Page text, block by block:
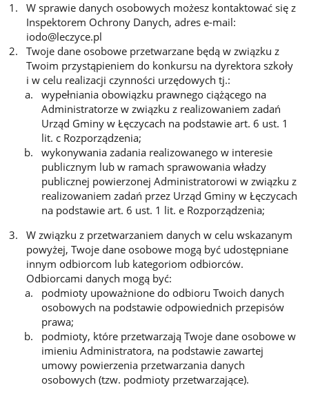
W sprawie danych osobowych możesz kontaktować się z
Inspektorem Ochrony Danych, adres e-mail:
iodo@leczyce.pl
Twoje dane osobowe przetwarzane będą w związku z
Twoim przystąpieniem do konkursu na dyrektora szkoły
i w celu realizacji czynności urzędowych tj.:
wypełniania obowiązku prawnego ciążącego na
Administratorze w związku z realizowaniem zadań
Urząd Gminy w Łęczycach na podstawie art. 6 ust. 1
lit. c Rozporządzenia;
wykonywania zadania realizowanego w interesie
publicznym lub w ramach sprawowania władzy
publicznej powierzonej Administratorowi w związku z
realizowaniem zadań przez Urząd Gminy w Łęczycach
na podstawie art. 6 ust. 1 lit. e Rozporządzenia;
W związku z przetwarzaniem danych w celu wskazanym
powyżej, Twoje dane osobowe mogą być udostępniane
innym odbiorcom lub kategoriom odbiorców.
Odbiorcami danych mogą być:
podmioty upoważnione do odbioru Twoich danych
osobowych na podstawie odpowiednich przepisów
prawa;
podmioty, które przetwarzają Twoje dane osobowe w
imieniu Administratora, na podstawie zawartej
umowy powierzenia przetwarzania danych
osobowych (tzw. podmioty przetwarzające).